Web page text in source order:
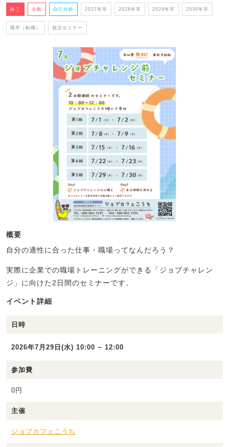
終了 全般 自己分析 2027年卒 2028年卒 2029年卒 2030年卒
既卒（転職） 就活セミナー
概要
自分の適性に合った仕事・職場ってなんだろう？
実際に企業での職場トレーニングができる「ジョブチャレン
ジ」に向けた2日間のセミナーです。
イベント詳細
日時
2026年7月29日(水) 10:00 ~ 12:00
参加費
0円
主催
ジョブカフェこうち